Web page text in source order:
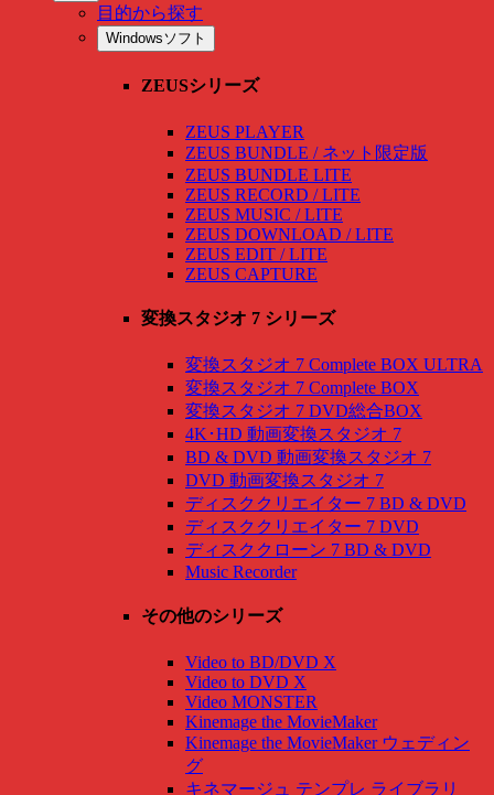
目的から探す
Windowsソフト
ZEUSシリーズ
ZEUS PLAYER
ZEUS BUNDLE / ネット限定版
ZEUS BUNDLE LITE
ZEUS RECORD / LITE
ZEUS MUSIC / LITE
ZEUS DOWNLOAD / LITE
ZEUS EDIT / LITE
ZEUS CAPTURE
変換スタジオ 7 シリーズ
変換スタジオ 7 Complete BOX ULTRA
変換スタジオ 7 Complete BOX
変換スタジオ 7 DVD総合BOX
4K･HD 動画変換スタジオ 7
BD & DVD 動画変換スタジオ 7
DVD 動画変換スタジオ 7
ディスククリエイター 7 BD & DVD
ディスククリエイター 7 DVD
ディスククローン 7 BD & DVD
Music Recorder
その他のシリーズ
Video to BD/DVD X
Video to DVD X
Video MONSTER
Kinemage the MovieMaker
Kinemage the MovieMaker ウェディン
グ
キネマージュ テンプレ ライブラリ